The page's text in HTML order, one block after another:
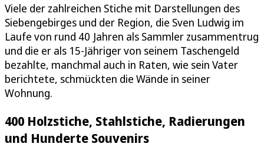
Viele der zahlreichen Stiche mit Darstellungen des
Siebengebirges und der Region, die Sven Ludwig im
Laufe von rund 40 Jahren als Sammler zusammentrug
und die er als 15-Jähriger von seinem Taschengeld
bezahlte, manchmal auch in Raten, wie sein Vater
berichtete, schmückten die Wände in seiner
Wohnung.
400 Holzstiche, Stahlstiche, Radierungen
und Hunderte Souvenirs